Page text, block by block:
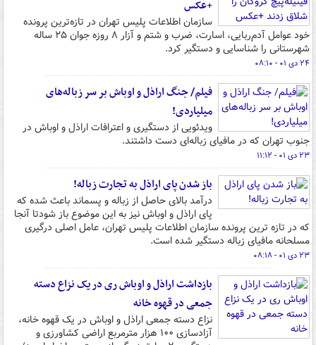
+عکس
سازمان اطلاعات پلیس تهران در تازه‌ترین پرونده
خود عوامل آدم‌ربایی، اسارت، ضرب و شتم و آزار ۸ روزه جوان ۲۵ ساله
شهرستانی را شناسایی و دستگیر کرد.
۲۴ دی ۰۱ - ۰۸:۱۰
فیلم/ جنگ اراذل و اوباش بر سر زباله‌های
میلیاردی!
ویدئویی از دستگیری و اعترافات اراذل و اوباش در
جنوب تهران که در مافیای زباله‌ای دست داشتند.
۲۳ دی ۰۱ - ۱۱:۱۲
باز شدن پای اراذل به تجارت زباله!
درآمد بالای حاصل از زباله و پسماند باعث شده که
پای اراذل و اوباش نیز به این موضوع باز شودتا آنجا
که در تازه ترین پرونده سازمان اطلاعات پلیس تهران، عامل اصلی درگیری
مسلحانه مافیای زباله دستگیر شده است.
۲۳ دی ۰۱ - ۰۸:۱۸
بازداشت اراذل و اوباش ری در یک نزاع دسته
جمعی در قهوه خانه
نزاع دسته جمعی اراذل و اوباش در یک قهوه خانه،
آزادسازی ۱۰۰ هزار مترمربع اراضی کشاورزی و